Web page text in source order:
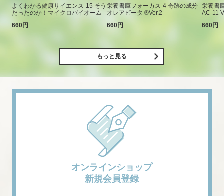
よくわかる健康サイエンス-15 そう
だったのか！マイクロバイオーム
660円
栄養書庫フォーカス-4 奇跡の成分
オレアビータ ®Ver.2
660円
栄養書
AC-11
660円
もっと見る
オンラインショップ
新規会員登録